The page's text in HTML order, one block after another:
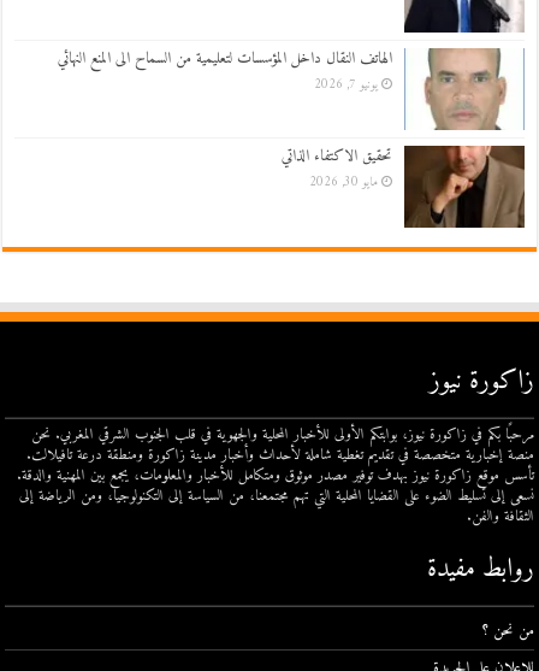
الهاتف النقال داخل المؤسسات لتعليمية من السماح الى المنع النهائي
يونيو 7, 2026
تحقيق الاكتفاء الذاتي
مايو 30, 2026
زاكورة نيوز
مرحبًا بكم في زاكورة نيوز، بوابتكم الأولى للأخبار المحلية والجهوية في قلب الجنوب الشرقي المغربي. نحن
منصة إخبارية متخصصة في تقديم تغطية شاملة لأحداث وأخبار مدينة زاكورة ومنطقة درعة تافيلالت.
تأسس موقع زاكورة نيوز بهدف توفير مصدر موثوق ومتكامل للأخبار والمعلومات، يجمع بين المهنية والدقة.
نسعى إلى تسليط الضوء على القضايا المحلية التي تهم مجتمعنا، من السياسة إلى التكنولوجيا، ومن الرياضة إلى
الثقافة والفن.
روابط مفيدة
من نحن ؟